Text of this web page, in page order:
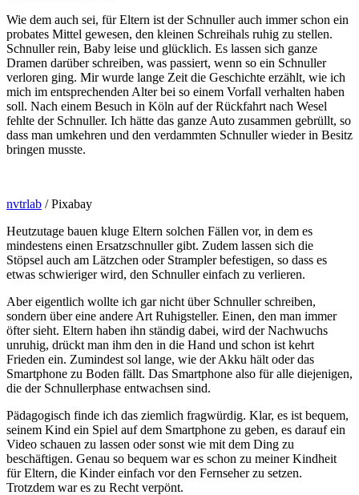
Wie dem auch sei, für Eltern ist der Schnuller auch immer schon ein
probates Mittel gewesen, den kleinen Schreihals ruhig zu stellen.
Schnuller rein, Baby leise und glücklich. Es lassen sich ganze
Dramen darüber schreiben, was passiert, wenn so ein Schnuller
verloren ging. Mir wurde lange Zeit die Geschichte erzählt, wie ich
mich im entsprechenden Alter bei so einem Vorfall verhalten haben
soll. Nach einem Besuch in Köln auf der Rückfahrt nach Wesel
fehlte der Schnuller. Ich hätte das ganze Auto zusammen gebrüllt, so
dass man umkehren und den verdammten Schnuller wieder in Besitz
bringen musste.
nvtrlab / Pixabay
Heutzutage bauen kluge Eltern solchen Fällen vor, in dem es
mindestens einen Ersatzschnuller gibt. Zudem lassen sich die
Stöpsel auch am Lätzchen oder Strampler befestigen, so dass es
etwas schwieriger wird, den Schnuller einfach zu verlieren.
Aber eigentlich wollte ich gar nicht über Schnuller schreiben,
sondern über eine andere Art Ruhigsteller. Einen, den man immer
öfter sieht. Eltern haben ihn ständig dabei, wird der Nachwuchs
unruhig, drückt man ihm den in die Hand und schon ist kehrt
Frieden ein. Zumindest sol lange, wie der Akku hält oder das
Smartphone zu Boden fällt. Das Smartphone also für alle diejenigen,
die der Schnullerphase entwachsen sind.
Pädagogisch finde ich das ziemlich fragwürdig. Klar, es ist bequem,
seinem Kind ein Spiel auf dem Smartphone zu geben, es darauf ein
Video schauen zu lassen oder sonst wie mit dem Ding zu
beschäftigen. Genau so bequem war es schon zu meiner Kindheit
für Eltern, die Kinder einfach vor den Fernseher zu setzen.
Trotzdem war es zu Recht verpönt.